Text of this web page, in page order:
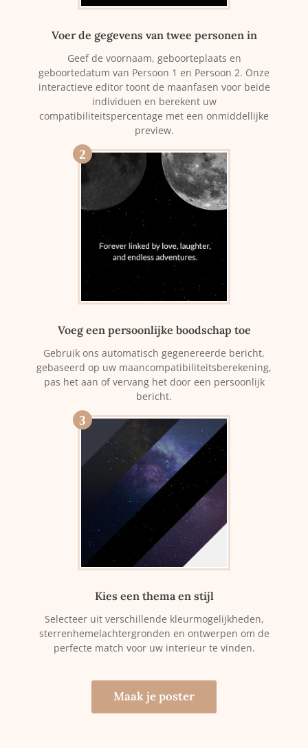
Voer de gegevens van twee personen in
Geef de voornaam, geboorteplaats en
geboortedatum van Persoon 1 en Persoon 2. Onze
interactieve editor toont de maanfasen voor beide
individuen en berekent uw
compatibiliteitspercentage met een onmiddellijke
preview.
2
Voeg een persoonlijke boodschap toe
Gebruik ons automatisch gegenereerde bericht,
gebaseerd op uw maancompatibiliteitsberekening,
pas het aan of vervang het door een persoonlijk
bericht.
3
Kies een thema en stijl
Selecteer uit verschillende kleurmogelijkheden,
sterrenhemelachtergronden en ontwerpen om de
perfecte match voor uw interieur te vinden.
Maak je poster